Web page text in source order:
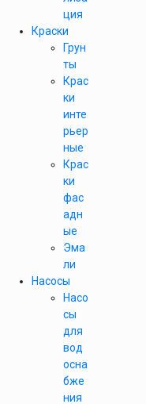
ция
Краски
Грун
ты
Крас
ки
инте
рьер
ные
Крас
ки
фас
адн
ые
Эма
ли
Насосы
Насо
сы
для
вод
осна
бже
ния